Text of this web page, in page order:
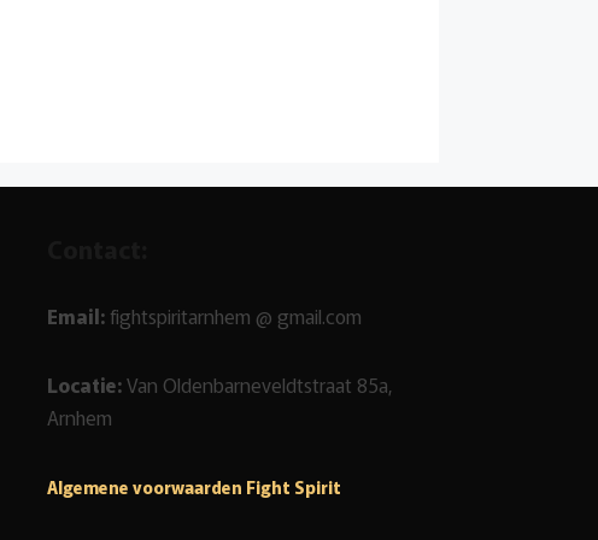
Email: fightspiritarnhem @ gmail.com
Locatie:Van Oldenbarneveldtstraat 85a,
Arnhem
Algemene voorwaarden Fight Spirit